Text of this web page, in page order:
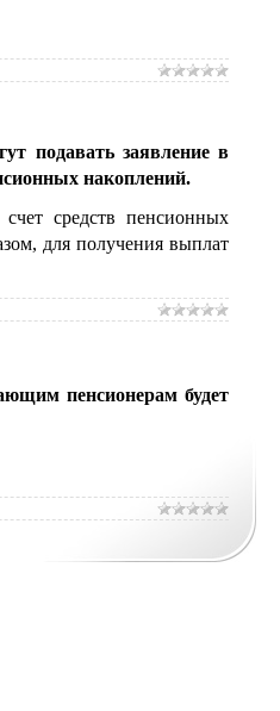
подавать заявление в
накоплений.
средств пенсионных
для получения выплат
пенсионерам будет